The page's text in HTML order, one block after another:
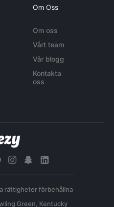
Om Oss
Om oss
Vårt team
Vår blogg
Kontakta
oss
rättigheter förbehållna